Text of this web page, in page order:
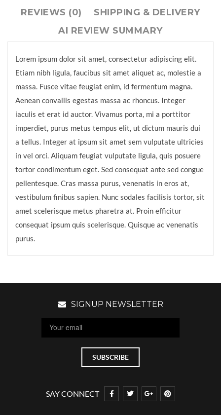
REVIEWS (0)
SHIPPING & DELIVERY
AI REVIEW SUMMARY
Lorem ipsum dolor sit amet, consectetur adipiscing elit.
Etiam nibh ligula, faucibus sit amet aliquet ac, molestie a
massa. Fusce vitae feugiat enim, id fermentum magna.
Aenean convallis egestas massa ac rhoncus. Integer
iaculis et erat id auctor. Vivamus porta, mi a porttitor
imperdiet, purus metus tempus elit, ut dictum mauris dui
a tellus. Integer at ipsum sit amet sem vulputate ultricies
in vel orci. Aliquam feugiat vulputate ligula, quis posuere
tortor condimentum eget. Sed consequat ante sed congue
pellentesque. Cras massa purus, venenatis in eros at,
vestibulum finibus sapien. Nunc sodales facilisis tortor, sit
amet scelerisque metus pharetra at. Proin efficitur
consequat ipsum quis scelerisque. Quisque ac venenatis
purus.
SIGNUP NEWSLETTER
SAY CONNECT